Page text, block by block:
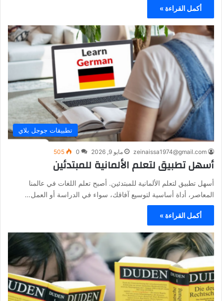
أكمل القراءة »
تطبيقات جوجل بلاي
zeinaissa1974@gmail.com مايو 9, 2026 0
505
أسهل تطبيق لتعلم الألمانية للمبتدئين
أسهل تطبيق لتعلم الألمانية للمبتدئين. أصبح تعلم اللغات في عالمنا
المعاصر، أداة أساسية لتوسيع آفاقك، سواء في الدراسة أو العمل…
أكمل القراءة »